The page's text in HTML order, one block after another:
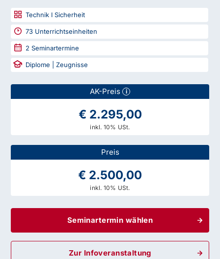
Technik I Sicherheit
73 Unterrichtseinheiten
2 Seminartermine
Diplome | Zeugnisse
AK-Preis i
€ 2.295,00
inkl. 10% USt.
Preis
€ 2.500,00
inkl. 10% USt.
Seminartermin wählen
Zur Infoveranstaltung